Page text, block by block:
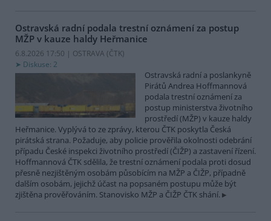
Ostravská radní podala trestní oznámení za postup
MŽP v kauze haldy Heřmanice
6.8.2026 17:50 | OSTRAVA (ČTK)
Diskuse: 2
Ostravská radní a poslankyně
Pirátů Andrea Hoffmannová
podala trestní oznámení za
postup ministerstva životního
prostředí (MŽP) v kauze haldy
Heřmanice. Vyplývá to ze zprávy, kterou ČTK poskytla Česká
pirátská strana. Požaduje, aby policie prověřila okolnosti odebrání
případu České inspekci životního prostředí (ČIŽP) a zastavení řízení.
Hoffmannová ČTK sdělila, že trestní oznámení podala proti dosud
přesně nezjištěným osobám působícím na MŽP a ČIŽP, případně
dalším osobám, jejichž účast na popsaném postupu může být
zjištěna prověřováním. Stanovisko MŽP a ČIŽP ČTK shání.